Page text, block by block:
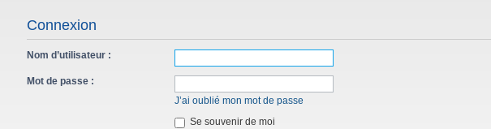
Connexion
Nom d’utilisateur :
Mot de passe :
J’ai oublié mon mot de passe
Se souvenir de moi